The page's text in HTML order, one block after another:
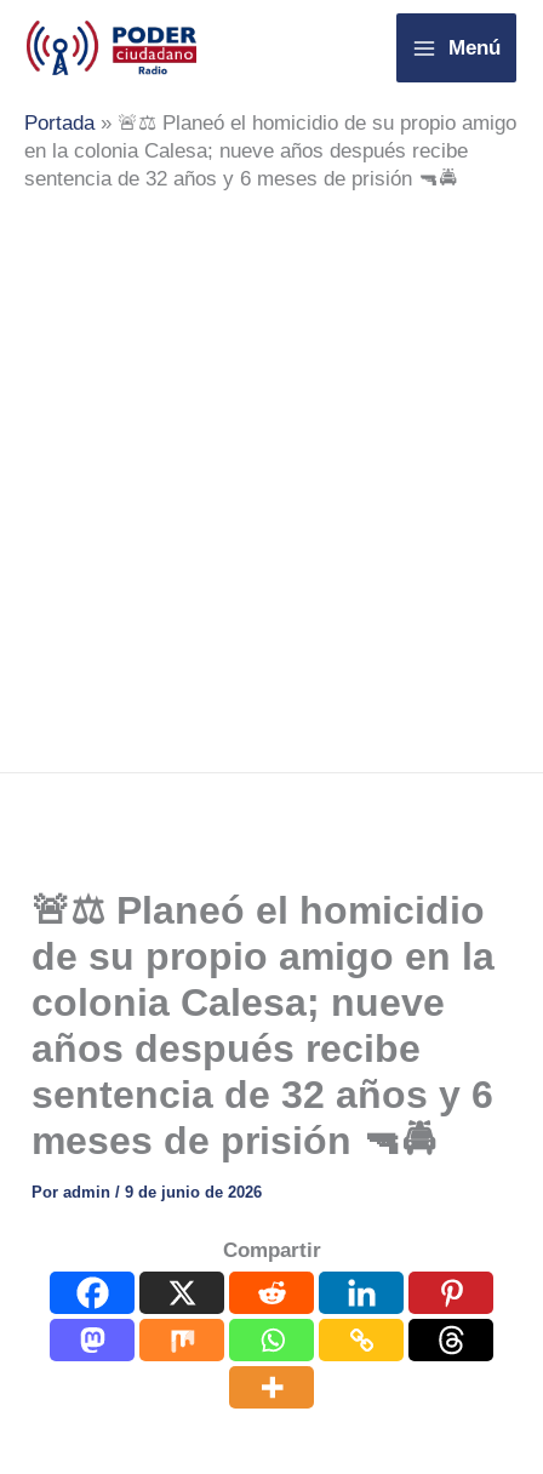
contenido
Menú
Portada» 🚨⚖️ Planeó el homicidio de su propio amigo
en la colonia Calesa; nueve años después recibe
sentencia de 32 años y 6 meses de prisión 🔫🚔
🚨⚖️ Planeó el homicidio
de su propio amigo en la
colonia Calesa; nueve
años después recibe
sentencia de 32 años y 6
meses de prisión 🔫🚔
Poradmin/9 de junio de 2026
Compartir